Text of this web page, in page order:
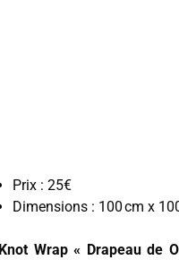
Prix : 25€
Dimensions : 100 cm x
Knot Wrap « Drapeau de